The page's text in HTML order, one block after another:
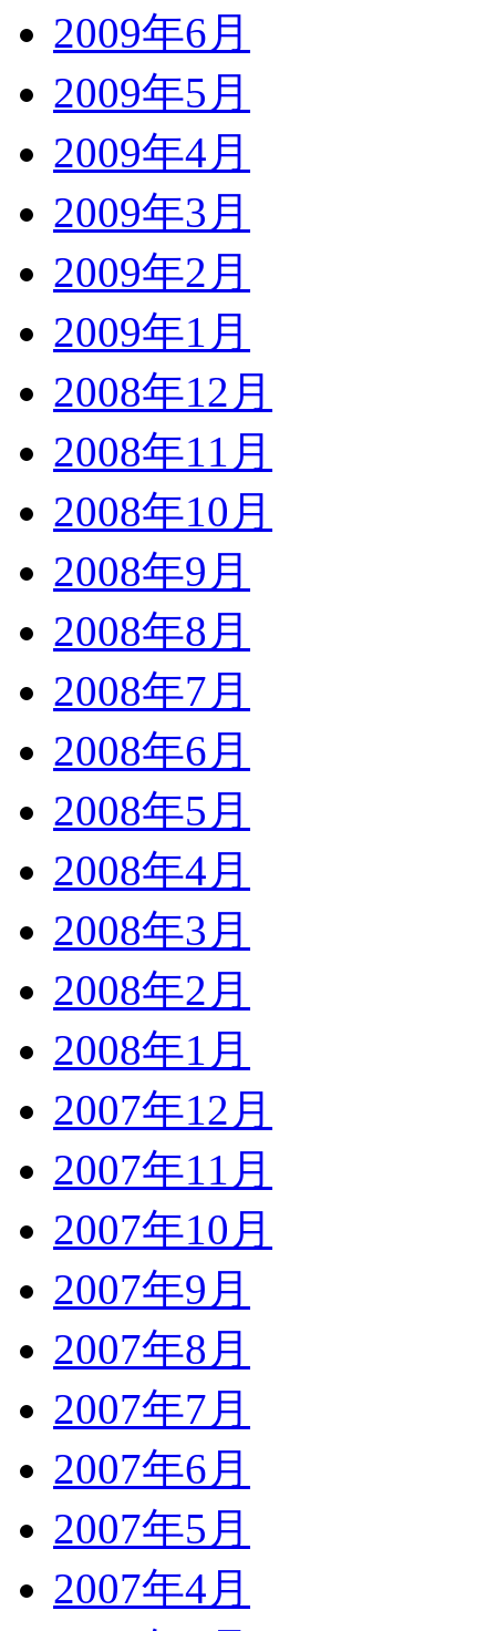
2009年6月
2009年5月
2009年4月
2009年3月
2009年2月
2009年1月
2008年12月
2008年11月
2008年10月
2008年9月
2008年8月
2008年7月
2008年6月
2008年5月
2008年4月
2008年3月
2008年2月
2008年1月
2007年12月
2007年11月
2007年10月
2007年9月
2007年8月
2007年7月
2007年6月
2007年5月
2007年4月